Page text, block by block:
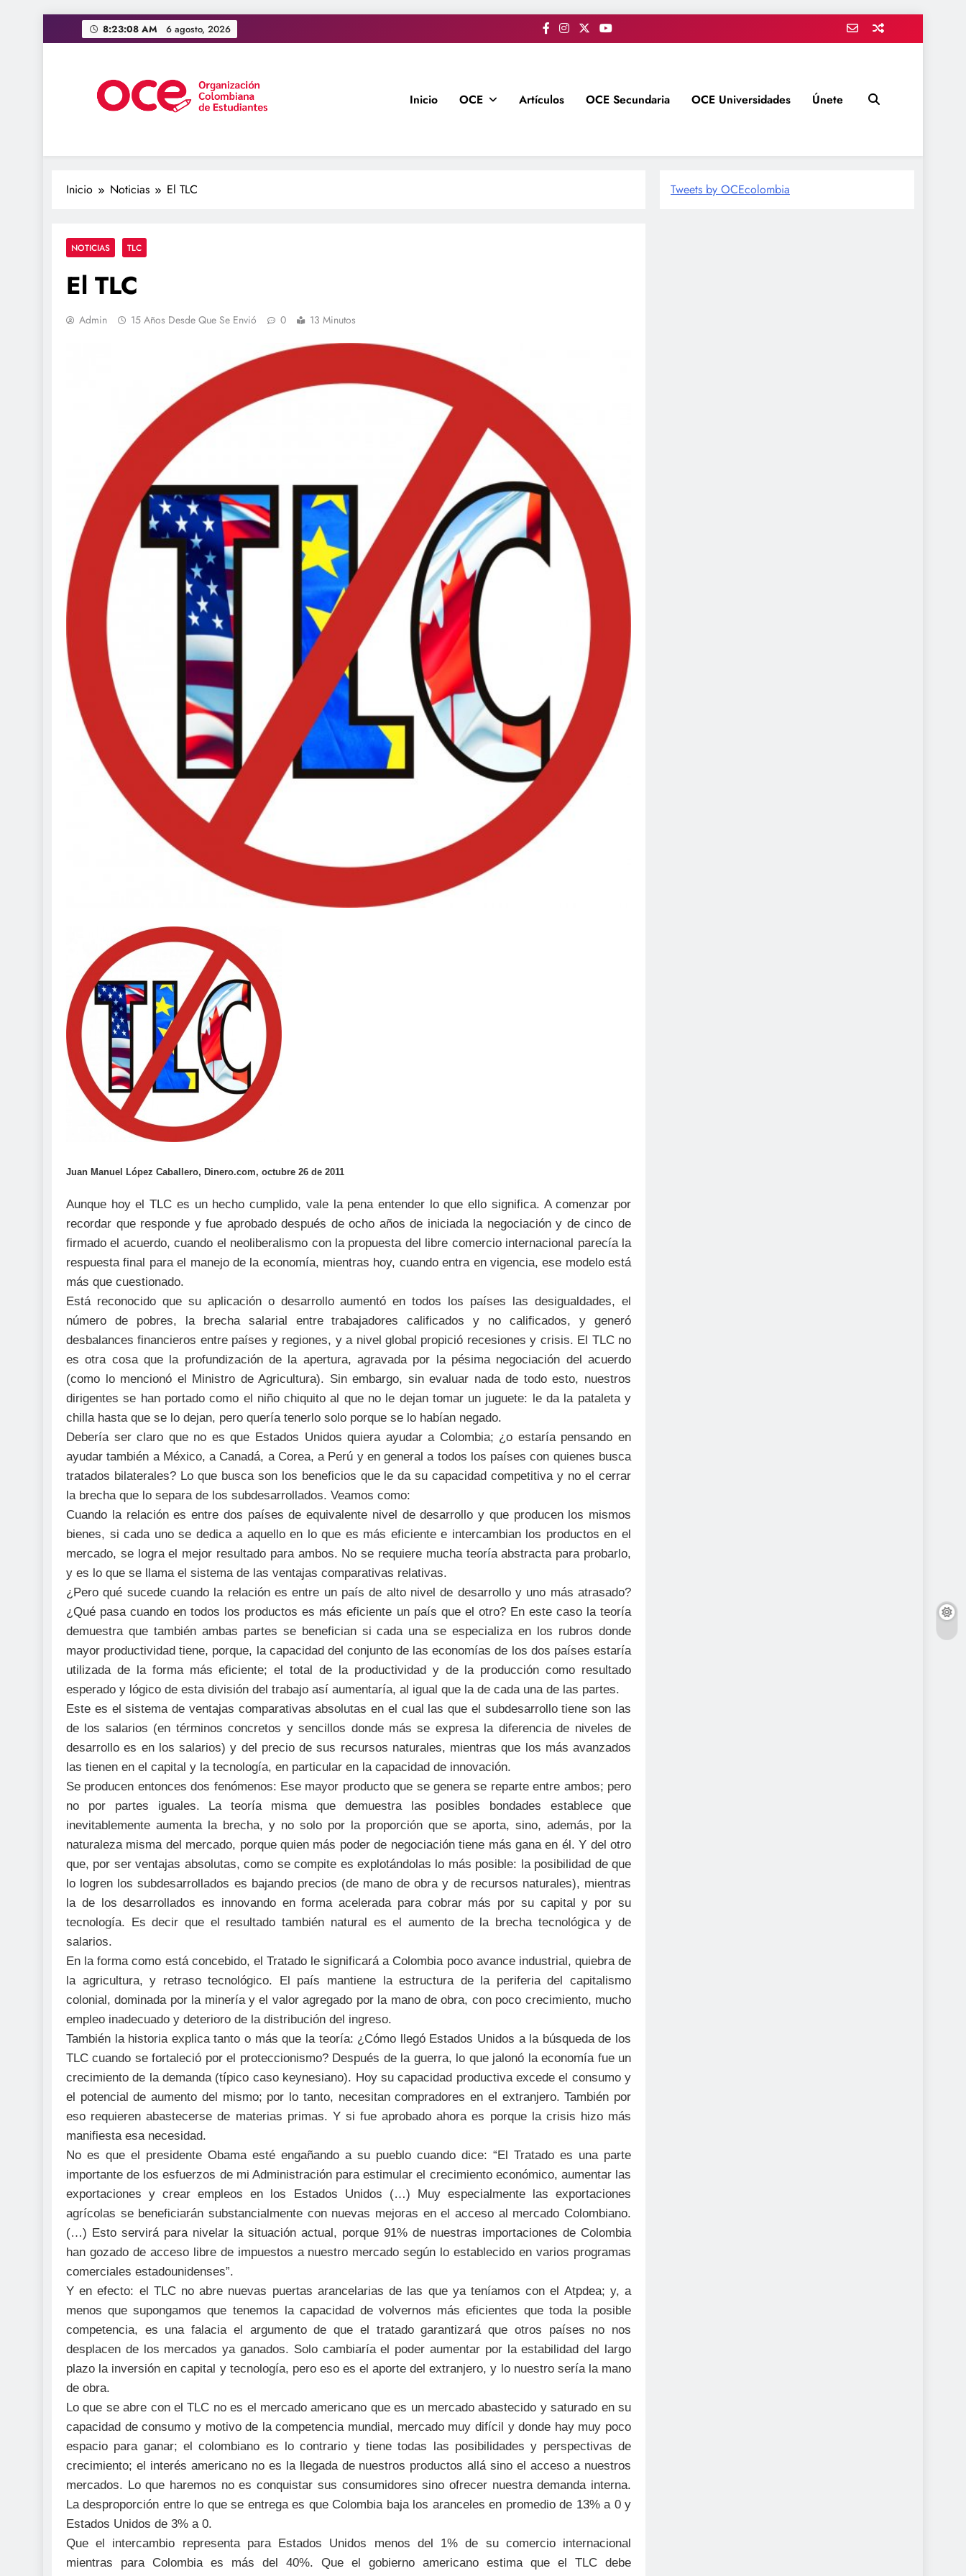
al
8:23:09 AM 6 agosto, 2026
OCE Colombia
Inicio OCE Artículos OCE Secundaria OCE Universidades Únete
Inicio Noticias El TLC
NOTICIAS TLC
El TLC
Admin 15 Años Desde Que Se Envió 0 13 Minutos
Juan Manuel López Caballero, Dinero.com, octubre 26 de 2011
Aunque hoy el TLC es un hecho cumplido, vale la pena entender lo que ello significa. A comenzar por
recordar que responde y fue aprobado después de ocho años de iniciada la negociación y de cinco de
firmado el acuerdo, cuando el neoliberalismo con la propuesta del libre comercio internacional parecía la
respuesta final para el manejo de la economía, mientras hoy, cuando entra en vigencia, ese modelo está
más que cuestionado.
Está reconocido que su aplicación o desarrollo aumentó en todos los países las desigualdades, el
número de pobres, la brecha salarial entre trabajadores calificados y no calificados, y generó
desbalances financieros entre países y regiones, y a nivel global propició recesiones y crisis. El TLC no
es otra cosa que la profundización de la apertura, agravada por la pésima negociación del acuerdo
(como lo mencionó el Ministro de Agricultura). Sin embargo, sin evaluar nada de todo esto, nuestros
dirigentes se han portado como el niño chiquito al que no le dejan tomar un juguete: le da la pataleta y
chilla hasta que se lo dejan, pero quería tenerlo solo porque se lo habían negado.
Debería ser claro que no es que Estados Unidos quiera ayudar a Colombia; ¿o estaría pensando en
ayudar también a México, a Canadá, a Corea, a Perú y en general a todos los países con quienes busca
tratados bilaterales? Lo que busca son los beneficios que le da su capacidad competitiva y no el cerrar
la brecha que lo separa de los subdesarrollados. Veamos como:
Cuando la relación es entre dos países de equivalente nivel de desarrollo y que producen los mismos
bienes, si cada uno se dedica a aquello en lo que es más eficiente e intercambian los productos en el
mercado, se logra el mejor resultado para ambos. No se requiere mucha teoría abstracta para probarlo,
y es lo que se llama el sistema de las ventajas comparativas relativas.
¿Pero qué sucede cuando la relación es entre un país de alto nivel de desarrollo y uno más atrasado?
¿Qué pasa cuando en todos los productos es más eficiente un país que el otro? En este caso la teoría
demuestra que también ambas partes se benefician si cada una se especializa en los rubros donde
mayor productividad tiene, porque, la capacidad del conjunto de las economías de los dos países estaría
utilizada de la forma más eficiente; el total de la productividad y de la producción como resultado
esperado y lógico de esta división del trabajo así aumentaría, al igual que la de cada una de las partes.
Este es el sistema de ventajas comparativas absolutas en el cual las que el subdesarrollo tiene son las
de los salarios (en términos concretos y sencillos donde más se expresa la diferencia de niveles de
desarrollo es en los salarios) y del precio de sus recursos naturales, mientras que los más avanzados
las tienen en el capital y la tecnología, en particular en la capacidad de innovación.
Se producen entonces dos fenómenos: Ese mayor producto que se genera se reparte entre ambos; pero
no por partes iguales. La teoría misma que demuestra las posibles bondades establece que
inevitablemente aumenta la brecha, y no solo por la proporción que se aporta, sino, además, por la
naturaleza misma del mercado, porque quien más poder de negociación tiene más gana en él. Y del otro
que, por ser ventajas absolutas, como se compite es explotándolas lo más posible: la posibilidad de que
lo logren los subdesarrollados es bajando precios (de mano de obra y de recursos naturales), mientras
la de los desarrollados es innovando en forma acelerada para cobrar más por su capital y por su
tecnología. Es decir que el resultado también natural es el aumento de la brecha tecnológica y de
salarios.
En la forma como está concebido, el Tratado le significará a Colombia poco avance industrial, quiebra de
la agricultura, y retraso tecnológico. El país mantiene la estructura de la periferia del capitalismo
colonial, dominada por la minería y el valor agregado por la mano de obra, con poco crecimiento, mucho
empleo inadecuado y deterioro de la distribución del ingreso.
También la historia explica tanto o más que la teoría: ¿Cómo llegó Estados Unidos a la búsqueda de los
TLC cuando se fortaleció por el proteccionismo? Después de la guerra, lo que jalonó la economía fue un
crecimiento de la demanda (típico caso keynesiano). Hoy su capacidad productiva excede el consumo y
el potencial de aumento del mismo; por lo tanto, necesitan compradores en el extranjero. También por
eso requieren abastecerse de materias primas. Y si fue aprobado ahora es porque la crisis hizo más
manifiesta esa necesidad.
No es que el presidente Obama esté engañando a su pueblo cuando dice: “El Tratado es una parte
importante de los esfuerzos de mi Administración para estimular el crecimiento económico, aumentar las
exportaciones y crear empleos en los Estados Unidos (…) Muy especialmente las exportaciones
agrícolas se beneficiarán substancialmente con nuevas mejoras en el acceso al mercado Colombiano.
(…) Esto servirá para nivelar la situación actual, porque 91% de nuestras importaciones de Colombia
han gozado de acceso libre de impuestos a nuestro mercado según lo establecido en varios programas
comerciales estadounidenses”.
Y en efecto: el TLC no abre nuevas puertas arancelarias de las que ya teníamos con el Atpdea; y, a
menos que supongamos que tenemos la capacidad de volvernos más eficientes que toda la posible
competencia, es una falacia el argumento de que el tratado garantizará que otros países no nos
desplacen de los mercados ya ganados. Solo cambiaría el poder aumentar por la estabilidad del largo
plazo la inversión en capital y tecnología, pero eso es el aporte del extranjero, y lo nuestro sería la mano
de obra.
Lo que se abre con el TLC no es el mercado americano que es un mercado abastecido y saturado en su
capacidad de consumo y motivo de la competencia mundial, mercado muy difícil y donde hay muy poco
espacio para ganar; el colombiano es lo contrario y tiene todas las posibilidades y perspectivas de
crecimiento; el interés americano no es la llegada de nuestros productos allá sino el acceso a nuestros
mercados. Lo que haremos no es conquistar sus consumidores sino ofrecer nuestra demanda interna.
La desproporción entre lo que se entrega es que Colombia baja los aranceles en promedio de 13% a 0 y
Estados Unidos de 3% a 0.
Que el intercambio representa para Estados Unidos menos del 1% de su comercio internacional
mientras para Colombia es más del 40%. Que el gobierno americano estima que el TLC debe
Tweets by OCEcolombia